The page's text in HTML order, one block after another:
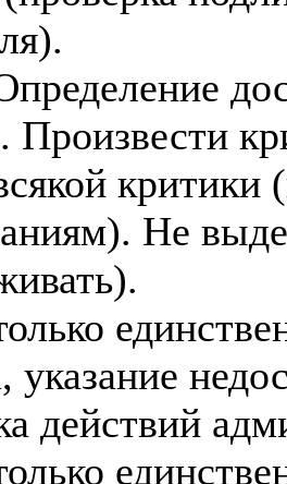
Произвести
критики
Не
указание
действий